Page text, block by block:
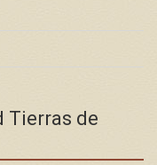
Tierras de